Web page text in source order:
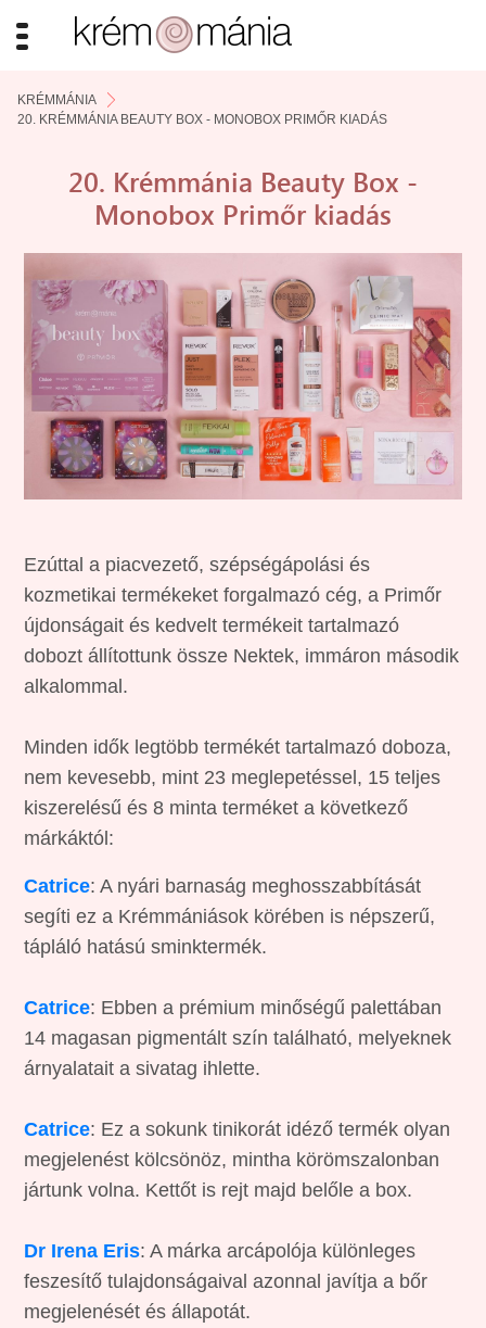
KRÉMMÁNIA
20. KRÉMMÁNIA BEAUTY BOX - MONOBOX PRIMŐR KIADÁS
20. Krémmánia Beauty Box -
Monobox Primőr kiadás
Ezúttal a piacvezető, szépségápolási és
kozmetikai termékeket forgalmazó cég, a Primőr
újdonságait és kedvelt termékeit tartalmazó
dobozt állítottunk össze Nektek, immáron második
alkalommal.
Minden idők legtöbb termékét tartalmazó doboza,
nem kevesebb, mint 23 meglepetéssel, 15 teljes
kiszerelésű és 8 minta terméket a következő
márkáktól:
Catrice: A nyári barnaság meghosszabbítását
segíti ez a Krémmániások körében is népszerű,
tápláló hatású sminktermék.
Catrice: Ebben a prémium minőségű palettában
14 magasan pigmentált szín található, melyeknek
árnyalatait a sivatag ihlette.
Catrice: Ez a sokunk tinikorát idéző termék olyan
megjelenést kölcsönöz, mintha körömszalonban
jártunk volna. Kettőt is rejt majd belőle a box.
Dr Irena Eris: A márka arcápolója különleges
feszesítő tulajdonságaival azonnal javítja a bőr
megjelenését és állapotát.